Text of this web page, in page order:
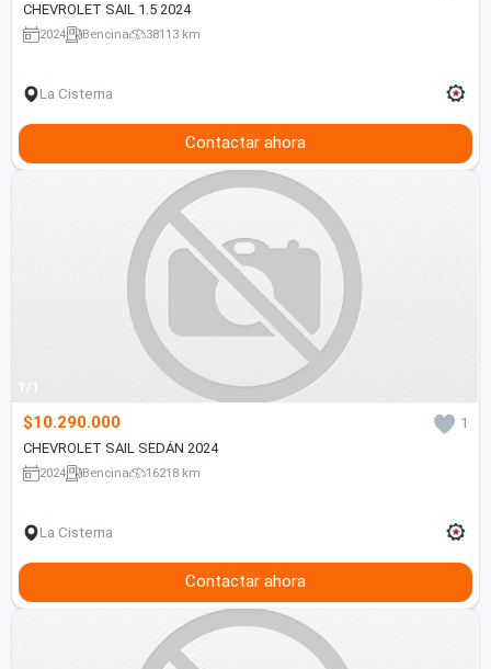
CHEVROLET SAIL 1.5 2024
2024 Bencina 38113 km
La Cisterna
Contactar ahora
1/1
$10.290.000
1
CHEVROLET SAIL SEDÁN 2024
2024 Bencina 16218 km
La Cisterna
Contactar ahora